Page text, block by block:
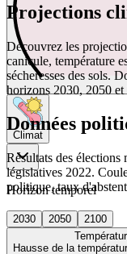
Climat
Horizon temporel
2030 2050
2100
Hausse de la
Projections
Découvrez les
canicule, température
sécheresses des sols.
horizons 2030, 2050 et
Données
Résultats des
législatives 2022.
politique, taux